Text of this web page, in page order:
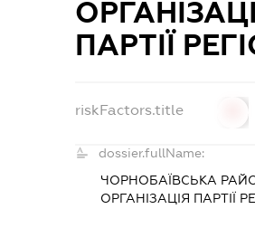
ПАРТІЇ
riskFactors.title
dossier.fullName:
ЧОРНОБАЇВСЬКА
ОРГАНІЗАЦІЯ ПАРТІЇ